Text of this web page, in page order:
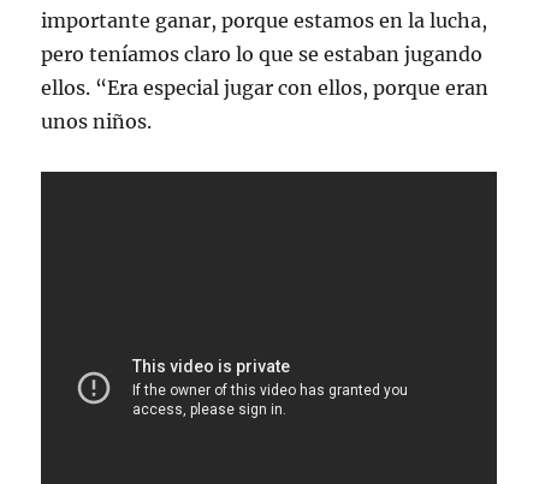
importante ganar, porque estamos en la lucha,
pero teníamos claro lo que se estaban jugando
ellos. “Era especial jugar con ellos, porque eran
unos niños.